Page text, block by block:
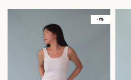
- 5%